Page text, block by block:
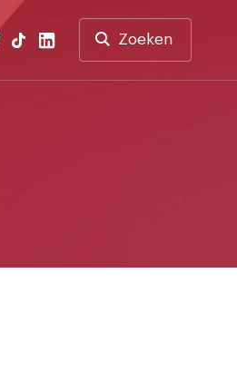
Zoeken